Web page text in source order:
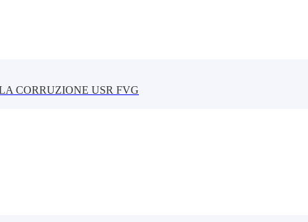
CORRUZIONE USR FVG